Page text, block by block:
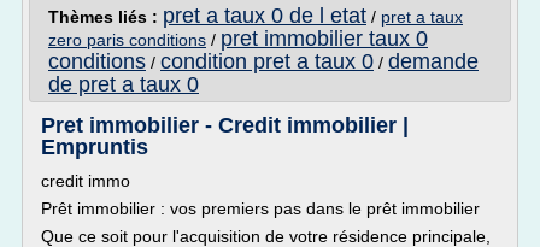
Thèmes liés : pret a taux 0 de l etat / pret a taux
zero paris conditions / pret immobilier taux 0
conditions / condition pret a taux 0 / demande
de pret a taux 0
Pret immobilier - Credit immobilier |
Empruntis
credit immo
Prêt immobilier : vos premiers pas dans le prêt immobilier
Que ce soit pour l'acquisition de votre résidence principale,